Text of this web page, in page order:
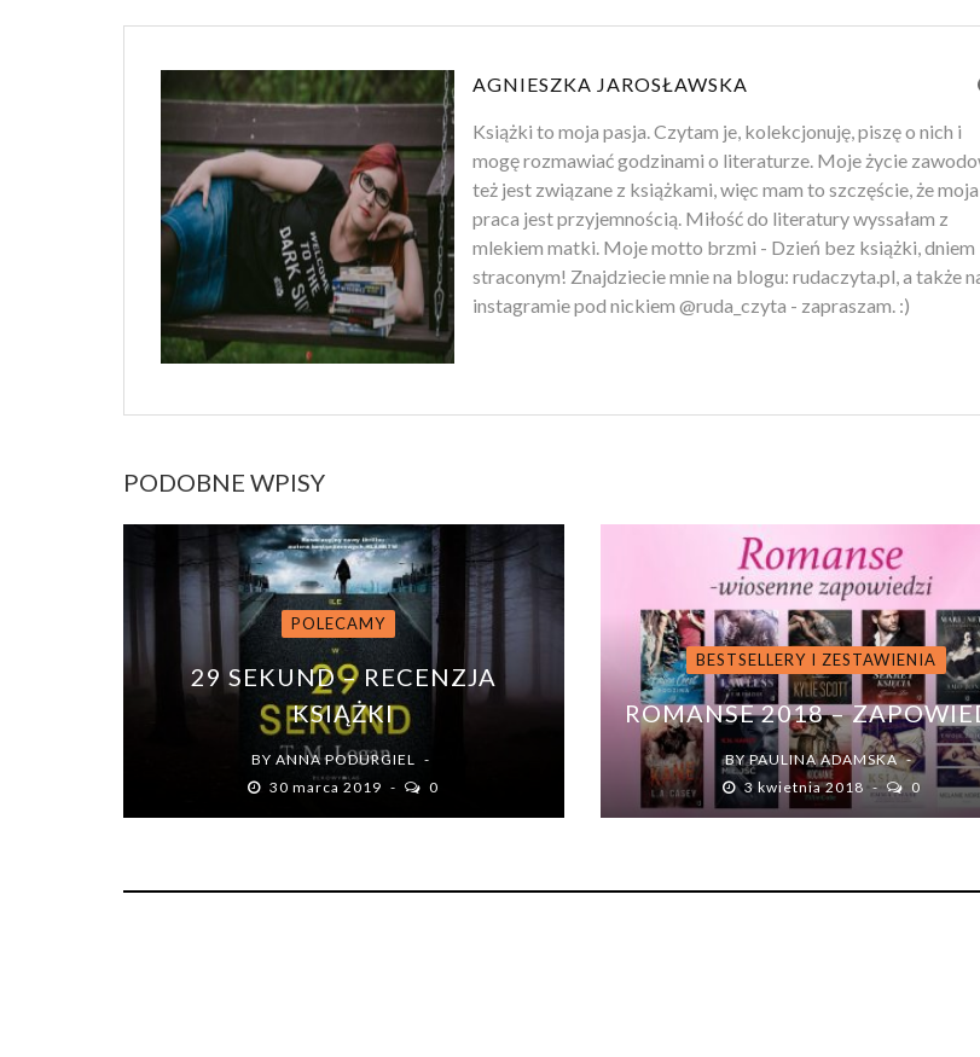
AGNIESZKA JAROSŁAWSKA
Książki to moja pasja. Czytam je, kolekcjonuję, piszę o nich i
mogę rozmawiać godzinami o literaturze. Moje życie
też jest związane z książkami, więc mam to szczęście, że moja
praca jest przyjemnością. Miłość do literatury wyssałam z
mlekiem matki. Moje motto brzmi - Dzień bez książki, dniem
straconym! Znajdziecie mnie na blogu: rudaczyta.pl, a także
instagramie pod nickiem @ruda_czyta - zapraszam. :)
PODOBNE WPISY
POLECAMY
29 SEKUND – RECENZJA
KSIĄŻKI
BYANNA PODURGIEL
30 marca 2019
0
BESTSELLERY I ZESTAWIENIA
ROMANSE 2018 –
BYPAULINA ADAMSKA
3 kwietnia 2018
0